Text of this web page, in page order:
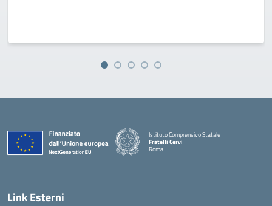
Istituto Comprensivo Statale
Fratelli Cervi
Roma
Link Esterni